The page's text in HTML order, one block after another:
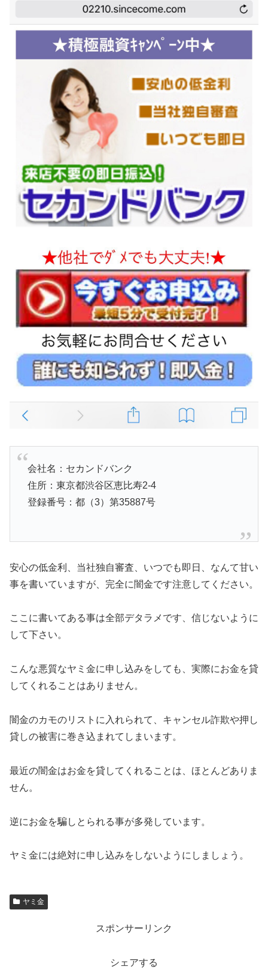
会社名：セカンドバンク
住所：東京都渋谷区恵比寿2-4
登録番号：都（3）第35887号
安心の低金利、当社独自審査、いつでも即日、なんて甘い
事を書いていますが、完全に闇金です注意してください。
ここに書いてある事は全部デタラメです、信じないように
して下さい。
こんな悪質なヤミ金に申し込みをしても、実際にお金を貸
してくれることはありません。
闇金のカモのリストに入れられて、キャンセル詐欺や押し
貸しの被害に巻き込まれてしまいます。
最近の闇金はお金を貸してくれることは、ほとんどありま
せん。
逆にお金を騙しとられる事が多発しています。
ヤミ金には絶対に申し込みをしないようにしましょう。
ヤミ金
スポンサーリンク
シェアする